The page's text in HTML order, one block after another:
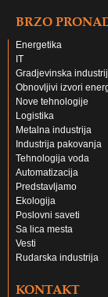
BRZO
Energetika
IT
Gradjevinska
Obnovljivi izvori
Nove tehnologije
Logistika
Metalna industrija
Industrija pakovanja
Tehnologija voda
Automatizacija
Predstavljamo
Ekologija
Poslovni saveti
Sa lica mesta
Vesti
Rudarska industrija
KONTAKT